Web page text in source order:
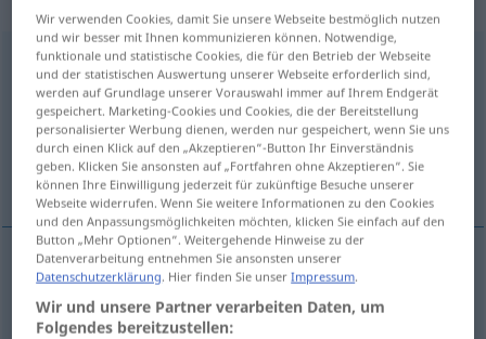
Handstreichm
Übersicht aller Übersetzungen
(Für mehr Details die Übersetzung anklicken/antippen)
coup de main
coupmdemain Handstreich besonders MIL
Wir verwenden Cookies, damit Sie unsere Webseite bestmöglich nutzen
und wir besser mit Ihnen kommunizieren können. Notwendige,
funktionale und statistische Cookies, die für den Betrieb der Webseite
und der statistischen Auswertung unserer Webseite erforderlich sind,
werden auf Grundlage unserer Vorauswahl immer auf Ihrem Endgerät
gespeichert. Marketing-Cookies und Cookies, die der Bereitstellung
personalisierter Werbung dienen, werden nur gespeichert, wenn Sie uns
durch einen Klick auf den „Akzeptieren“-Button Ihr Einverständnis
geben. Klicken Sie ansonsten auf „Fortfahren ohne Akzeptieren“. Sie
können Ihre Einwilligung jederzeit für zukünftige Besuche unserer
Webseite widerrufen. Wenn Sie weitere Informationen zu den Cookies
und den Anpassungsmöglichkeiten möchten, klicken Sie einfach auf den
Button „Mehr Optionen“. Weitergehende Hinweise zu der
Datenverarbeitung entnehmen Sie ansonsten unserer
Datenschutzerklärung. Hier finden Sie unserImpressum.
Wir und unsere Partner verarbeiten Daten, um
Folgendes bereitzustellen: